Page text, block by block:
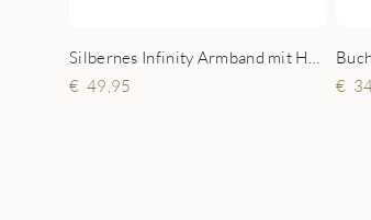
49,95